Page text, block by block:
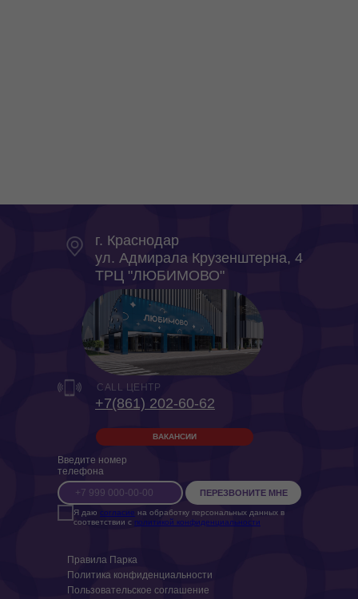
г. Краснодар
ул. Адмирала Крузенштерна, 4
ТРЦ "ЛЮБИМОВО"
Введите номер
телефона
Я даю согласие на обработку персональных данных в
соответствии с политикой конфиденциальности
ПЕРЕЗВОНИТЕ МНЕ
+7(861) 202-60-62
CALL ЦЕНТР
Правила Парка
Политика конфиденциальности
Пользовательское соглашение
ВАКАНСИИ